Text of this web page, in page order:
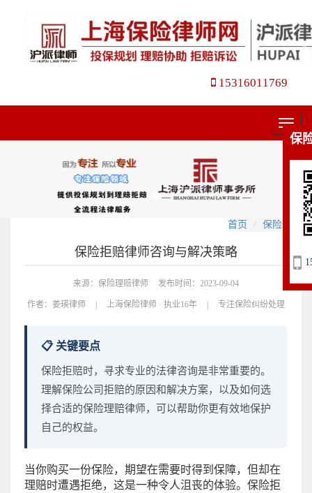
15316011769
菜
单
首页 保险理赔
保险拒赔律师咨询与解决策略
来源：保险理赔律师 发布时间：2023-09-04
作者： 姜瑛律师 | 上海保险律师 · 执业16年 | 专注保险纠纷处理
📋 关键要点
保险拒赔时，寻求专业的法律咨询是非常重要的。
理解保险公司拒赔的原因和解决方案，以及如何选
择合适的保险理赔律师，可以帮助你更有效地保护
自己的权益。
当你购买一份保险，期望在需要时得到保障，但却在
理赔时遭遇拒绝，这是一种令人沮丧的体验。保险拒
保